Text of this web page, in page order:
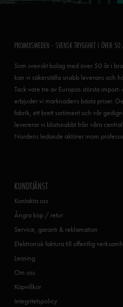
PROMIXSWEDEN - SVENSK TRYGGHET I ÖVER 50
Som svenskt bolag med över 50 år i
kan vi säkerställa snabb leverans och
Tack vare tre av Europas största
erbjuder vi marknadens bästa priser.
fabrik, ett brett sortiment och vår
levererar vi blixtsnabbt från våra
Nordens ledande aktörer inom
KUNDTJÄNST
Kontakta oss
Ångra köp / retur
Service, garanti & reklamation
Elektronisk faktura till offentlig
Leasing
Om oss
Köpvillkor
Integritetspolicy